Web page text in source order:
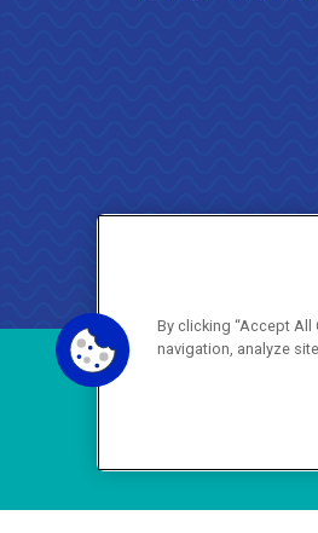
By clicking “Accept
navigation, analyze